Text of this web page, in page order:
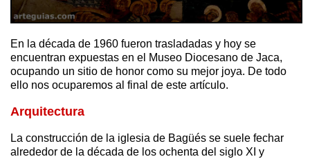
En la década de 1960 fueron trasladadas y hoy se
encuentran expuestas en el Museo Diocesano de Jaca,
ocupando un sitio de honor como su mejor joya. De todo
ello nos ocuparemos al final de este artículo.
Arquitectura
La construcción de la iglesia de Bagüés se suele fechar
alrededor de la década de los ochenta del siglo XI y